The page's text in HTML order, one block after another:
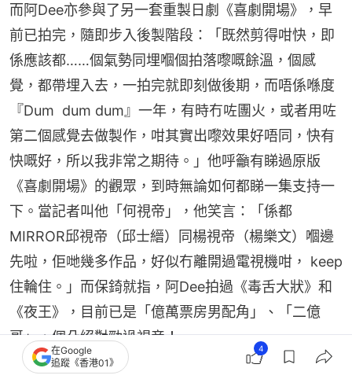
而阿Dee亦參與了另一套重製日劇《喜劇開場》，早
前已拍完，隨即步入後製階段：「既然剪得咁快，即
係應該都……個氣勢同埋嗰個拍落嚟嘅餘溫，個感
覺，都帶埋入去，一拍完就即刻做後期，而唔係喺度
『Dum  dum dum』一年，有時冇咗團火，或者用咗
第二個感覺去做製作，咁其實出嚟效果好唔同，快有
快嘅好，所以我非常之期待。」他呼籲有睇過原版
《喜劇開場》的觀眾，到時無論如何都睇一集支持一
下。當記者叫他「何視帝」，他笑言：「係都
MIRROR邱視帝（邱士縉）同楊視帝（楊樂文）嗰邊
先啦，佢哋幾多作品，好似冇離開過電視機咁， keep
住輪住。」而保錡就指，阿Dee拍過《毒舌大狀》和
《夜王》，目前已是「億萬票房男配角」、「二億
哥」，個朵絕對勁過視帝！
在Google
追蹤《香港01》
4